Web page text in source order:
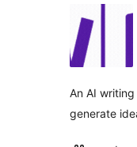
An AI
generate